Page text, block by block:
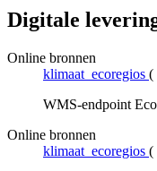
Digitale
Online bronnen
klimaat_ecoregios (
WMS-endpoint
Online bronnen
klimaat_ecoregios (